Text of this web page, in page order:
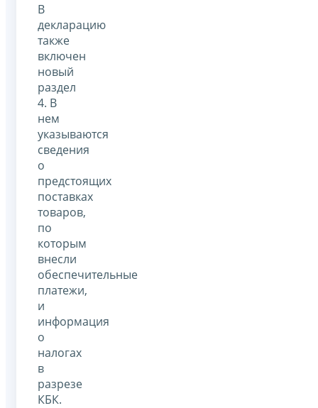
В
декларацию
также
включен
новый
раздел
4. В
нем
указываются
сведения
о
предстоящих
поставках
товаров,
по
которым
внесли
обеспечительные
платежи,
и
информация
о
налогах
в
разрезе
КБК.